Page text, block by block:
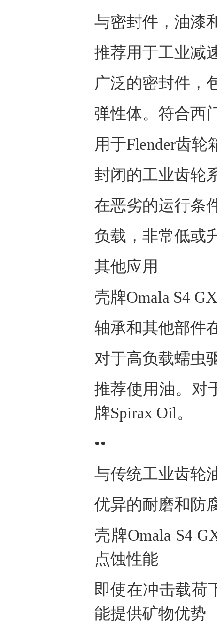
与密封件，油漆
推荐用于工业减
广泛的密封件，
弹性体。符合西
用于Flender齿轮
封闭的工业齿轮
在恶劣的运行条
负载，非常低或
其他应用
壳牌Omala S4
轴承和其他部件
对于高负载蠕虫
推荐使用油。对
牌Spirax Oil。
••
与传统工业齿轮
优异的耐磨和防
壳牌Omala S4
点蚀性能
即使在冲击载荷
能提供矿物优势